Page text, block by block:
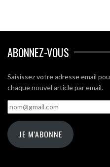
ABONNEZ-VOUS
Saisissez votre adresse email
chaque nouvel article par email.
nom@gmail.com
JE M'ABONNE